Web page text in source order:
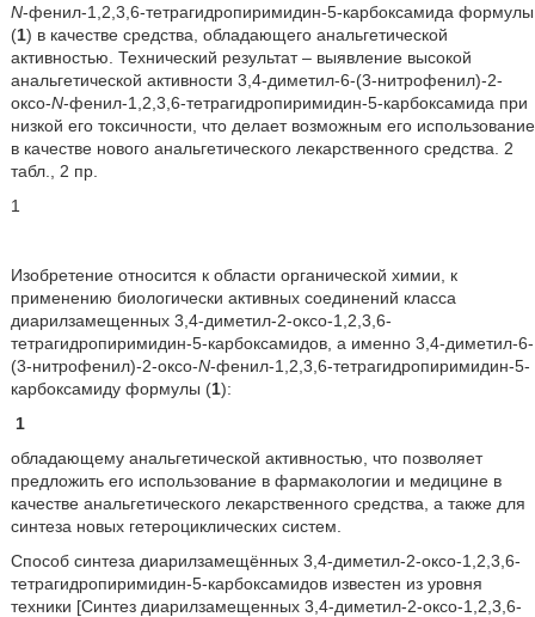
N-фенил-1,2,3,6-тетрагидропиримидин-5-карбоксамида формулы
(1) в качестве средства, обладающего анальгетической
активностью. Технический результат – выявление высокой
анальгетической активности 3,4-диметил-6-(3-нитрофенил)-2-
оксо-N-фенил-1,2,3,6-тетрагидропиримидин-5-карбоксамида при
низкой его токсичности, что делает возможным его использование
в качестве нового анальгетического лекарственного средства. 2
табл., 2 пр.
1
Изобретение относится к области органической химии, к
применению биологически активных соединений класса
диарилзамещенных 3,4-диметил-2-оксо-1,2,3,6-
тетрагидропиримидин-5-карбоксамидов, а именно 3,4-диметил-6-
(3-нитрофенил)-2-оксо-N-фенил-1,2,3,6-тетрагидропиримидин-5-
карбоксамиду формулы (1):
1
обладающему анальгетической активностью, что позволяет
предложить его использование в фармакологии и медицине в
качестве анальгетического лекарственного средства, а также для
синтеза новых гетероциклических систем.
Способ синтеза диарилзамещённых 3,4-диметил-2-оксо-1,2,3,6-
тетрагидропиримидин-5-карбоксамидов известен из уровня
техники [Cинтез диарилзамещенных 3,4-диметил-2-оксо-1,2,3,6-